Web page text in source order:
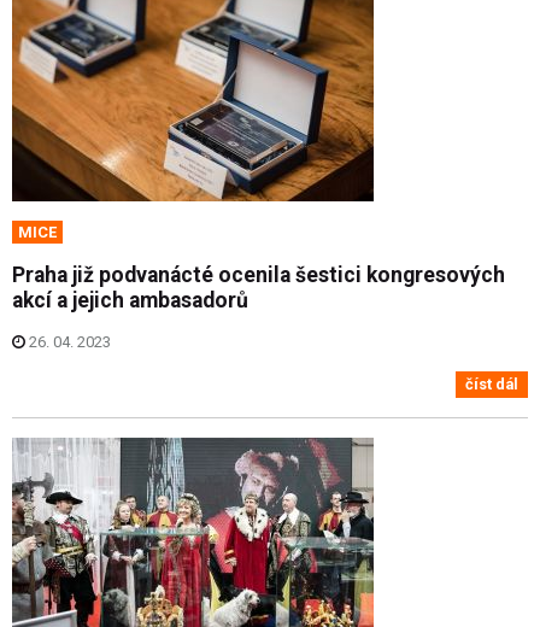
MICE
Praha již podvanácté ocenila šestici kongresových
akcí a jejich ambasadorů
26. 04. 2023
číst dál